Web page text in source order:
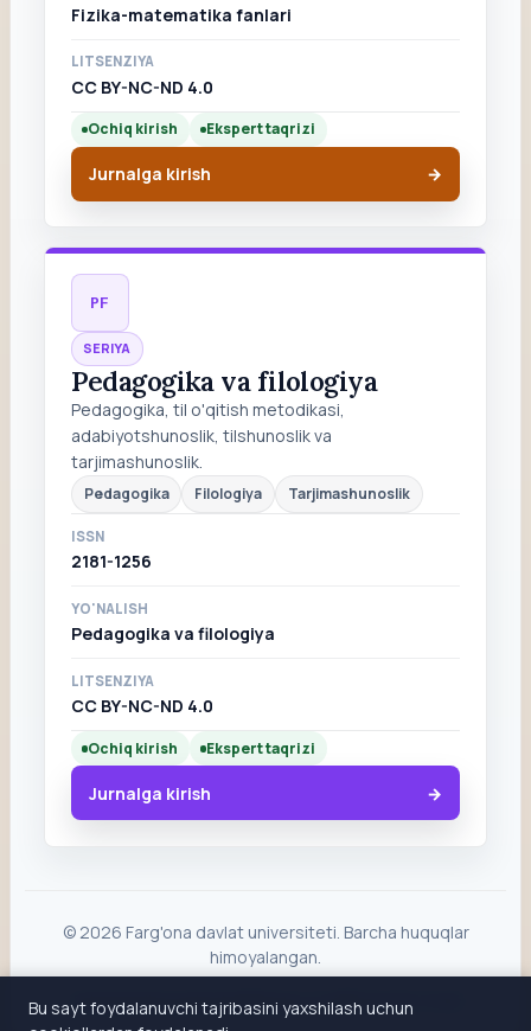
Fizika-matematika fanlari
LITSENZIYA
CC BY-NC-ND 4.0
Ochiq kirish Ekspert taqrizi
Jurnalga kirish
PF
SERIYA
Pedagogika va filologiya
Pedagogika, til o'qitish metodikasi,
adabiyotshunoslik, tilshunoslik va
tarjimashunoslik.
Pedagogika Filologiya Tarjimashunoslik
ISSN
2181-1256
YO'NALISH
Pedagogika va filologiya
LITSENZIYA
CC BY-NC-ND 4.0
Ochiq kirish Ekspert taqrizi
Jurnalga kirish
© 2026 Farg'ona davlat universiteti. Barcha huquqlar
himoyalangan.
Telegramilmiyxabarlar@fardu.uz+998 91 670 74 60
Bu sayt foydalanuvchi tajribasini yaxshilash uchun